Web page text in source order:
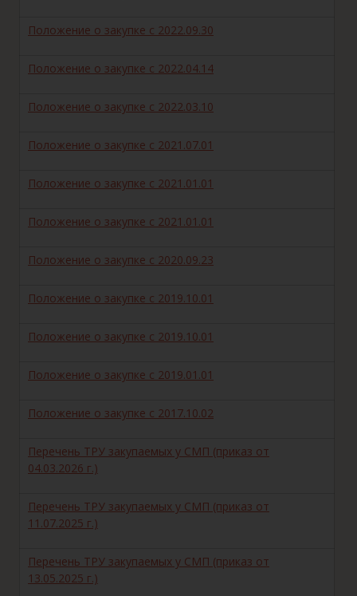
Положение о закупке с 2022.09.30
Положение о закупке с 2022.04.14
Положение о закупке с 2022.03.10
Положение о закупке с 2021.07.01
Положение о закупке с 2021.01.01
Положение о закупке с 2021.01.01
Положение о закупке с 2020.09.23
Положение о закупке с 2019.10.01
Положение о закупке с 2019.10.01
Положение о закупке с 2019.01.01
Положение о закупке c 2017.10.02
Перечень ТРУ закупаемых у СМП (приказ от
04.03.2026 г.)
Перечень ТРУ закупаемых у СМП (приказ от
11.07.2025 г.)
Перечень ТРУ закупаемых у СМП (приказ от
13.05.2025 г.)